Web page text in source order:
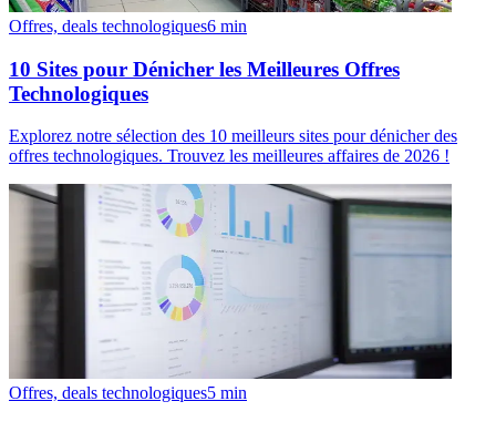
Offres, deals technologiques6 min
10 Sites pour Dénicher les Meilleures Offres
Technologiques
Explorez notre sélection des 10 meilleurs sites pour dénicher des
offres technologiques. Trouvez les meilleures affaires de 2026 !
Offres, deals technologiques5 min